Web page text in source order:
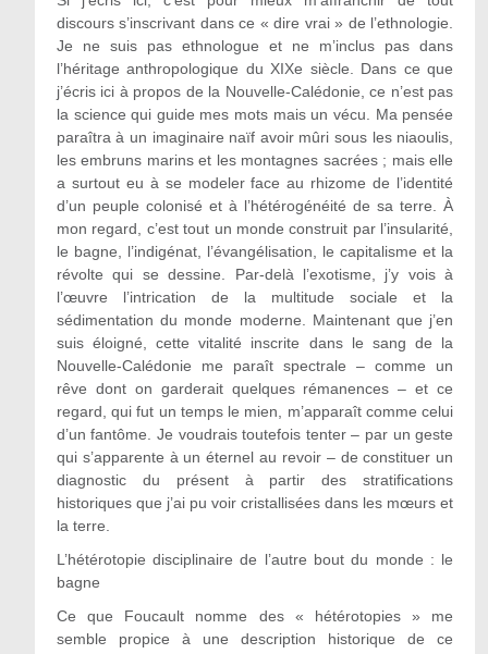
discours s’inscrivant dans ce « dire vrai » de l’ethnologie.
Je ne suis pas ethnologue et ne m’inclus pas dans
l’héritage anthropologique du XIXe siècle. Dans ce que
j’écris ici à propos de la Nouvelle-Calédonie, ce n’est pas
la science qui guide mes mots mais un vécu. Ma pensée
paraîtra à un imaginaire naïf avoir mûri sous les niaoulis,
les embruns marins et les montagnes sacrées ; mais elle
a surtout eu à se modeler face au rhizome de l’identité
d’un peuple colonisé et à l’hétérogénéité de sa terre. À
mon regard, c’est tout un monde construit par l’insularité,
le bagne, l’indigénat, l’évangélisation, le capitalisme et la
révolte qui se dessine. Par-delà l’exotisme, j’y vois à
l’œuvre l’intrication de la multitude sociale et la
sédimentation du monde moderne. Maintenant que j’en
suis éloigné, cette vitalité inscrite dans le sang de la
Nouvelle-Calédonie me paraît spectrale – comme un
rêve dont on garderait quelques rémanences – et ce
regard, qui fut un temps le mien, m’apparaît comme celui
d’un fantôme. Je voudrais toutefois tenter – par un geste
qui s’apparente à un éternel au revoir – de constituer un
diagnostic du présent à partir des stratifications
historiques que j’ai pu voir cristallisées dans les mœurs et
la terre.
L’hétérotopie disciplinaire de l’autre bout du monde : le
bagne
Ce que Foucault nomme des « hétérotopies » me
semble propice à une description historique de ce